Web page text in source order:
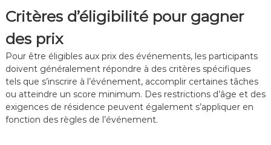
r
t
i
o
n
n
a
t
C
a
m
p
a
Critères d’éligibilité pour gagner
des prix
Pour être éligibles aux prix des événements, les participants
doivent généralement répondre à des critères spécifiques
tels que s’inscrire à l’événement, accomplir certaines tâches
ou atteindre un score minimum. Des restrictions d’âge et des
exigences de résidence peuvent également s’appliquer en
fonction des règles de l’événement.